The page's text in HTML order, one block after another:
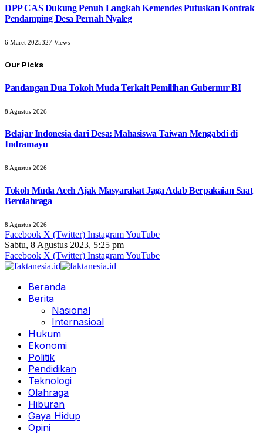
DPP CAS Dukung Penuh Langkah Kemendes Putuskan Kontrak
Pendamping Desa Pernah Nyaleg
6 Maret 2025327 Views
Our Picks
Pandangan Dua Tokoh Muda Terkait Pemilihan Gubernur BI
8 Agustus 2026
Belajar Indonesia dari Desa: Mahasiswa Taiwan Mengabdi di
Indramayu
8 Agustus 2026
Tokoh Muda Aceh Ajak Masyarakat Jaga Adab Berpakaian Saat
Berolahraga
8 Agustus 2026
Facebook X (Twitter) InstagramYouTube
Sabtu, 8 Agustus 2023, 5:25 pm
Facebook X (Twitter) InstagramYouTube
Beranda
Berita
Nasional
Internasioal
Hukum
Ekonomi
Politik
Pendidikan
Teknologi
Olahraga
Hiburan
Gaya Hidup
Opini